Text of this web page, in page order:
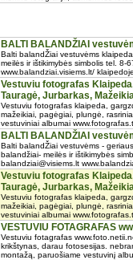
BALTI BALANDŽIAI
Balti balandŽiai vestuvėms
meilės ir ištikimybės simbolis tel. 8-
www.balandziai.visiems.lt/
Vestuviu fotografas
Tauragė, Jurbarkas,
Vestuviu fotografas klaipeda,
mažeikiai, pagėgiai, plungė,
vestuviniai albumai
BALTI BALANDŽIAI
Balti balandŽiai vestuvėms -
balandžiai- meilės ir ištikimybės
balandziai@visiems.lt
Vestuviu fotografas
Tauragė, Jurbarkas,
Vestuviu fotografas klaipeda,
mažeikiai, pagėgiai, plungė,
vestuviniai albumai
VESTUVIU FOTAGRAFAS
Vestuviu fotagrafas
krikštynas, darau fotosesijas.
montažą, paruošiame vestuvinį